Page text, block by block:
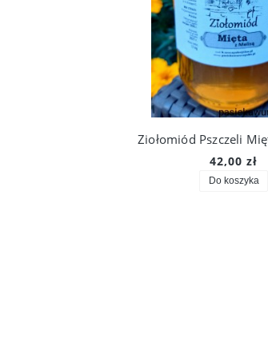
42,00 zł
Do koszyka